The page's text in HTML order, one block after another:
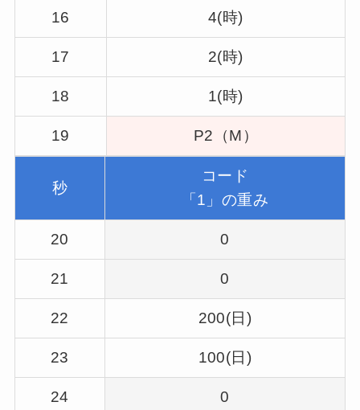
16 4(時)
17 2(時)
18 1(時)
19 P2（M）
秒
コード
「1」の重み
20 0
21 0
22 200(日)
23 100(日)
24 0